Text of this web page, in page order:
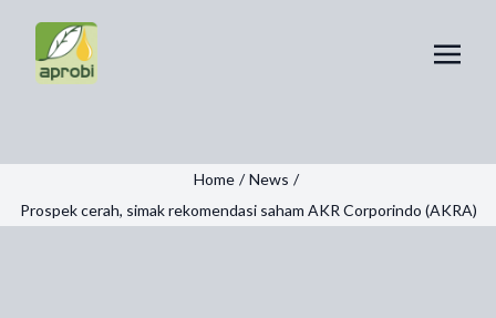
Home / News /
Prospek cerah, simak rekomendasi saham AKR Corporindo (AKRA)